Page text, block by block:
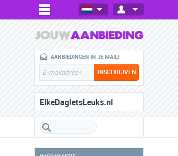
AANBIEDINGEN IN JE MAIL!
ElkeDagIetsLeuks.nl